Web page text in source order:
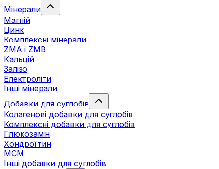
Мінерали
Магній
Цинк
Комплексні мінерали
ZMA і ZMB
Кальцій
Залізо
Електроліти
Інші мінерали
Добавки для суглобів
Колагенові добавки для суглобів
Комплексні добавки для суглобів
Глюкозамін
Хондроїтин
МСМ
Інші добавки для суглобів